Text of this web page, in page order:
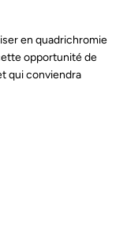
en quadrichromie
opportunité de
qui conviendra